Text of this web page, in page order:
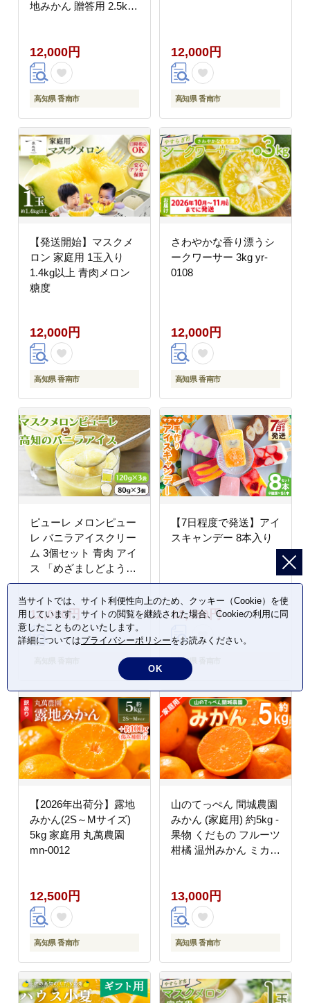
地みかん 贈答用 2.5kg
ン 柑橘 果物 フルーツ
贈答 プレゼント ギフト
贈り物 ふじ農園 高知県
香南市 常温 fn-0009
12,000円
高知県 香南市
12,000円
高知県 香南市
【発送開始】マスクメ
ロン 家庭用 1玉入り
1.4kg以上 青肉メロン
糖度
12,000円
高知県 香南市
さわやかな香り漂うシ
ークワーサー 3kg yr-
0108
12,000円
高知県 香南市
ピューレ メロンピュー
レ バニラアイスクリー
ム 3個セット 青肉 アイ
ス 「めざましどようび
キクエがキクヨ！」で
特集 JALファーストク
ラス機内食に採用 マス
クメロンピューレと高
知のバニラアイス - 果
物 くだもの めろん 果
12,000円
【7日程度で発送】アイ
スキャンデー 8本入り
12,500円
高知県 香南市
【2026年出荷分】露地
みかん(2S～Mサイズ)
5kg 家庭用 丸萬農園
mn-0012
12,500円
高知県 香南市
山のてっぺん 間城農園
みかん (家庭用) 約5kg -
果物 くだもの フルーツ
柑橘 温州みかん ミカン
温】 ms-0084
13,000円
高知県 香南市
当サイトでは、サイト利便性向上のため、クッキー（Cookie）を使
用しています。サイトの閲覧を継続された場合、Cookieの利用に同
意したことものといたします。
詳細についてはプライバシーポリシーをお読みください。
OK